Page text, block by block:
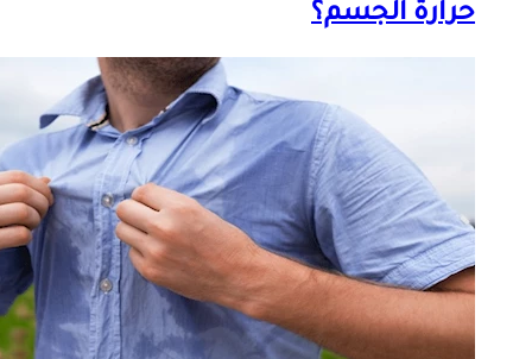
حرارة الجسم؟